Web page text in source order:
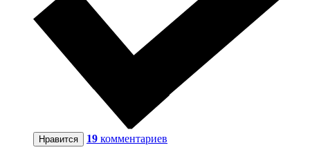
Нравится 19 комментариев